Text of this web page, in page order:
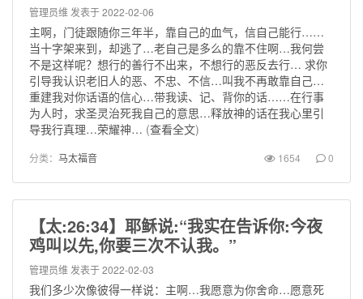
管理员维 发表于 2022-02-06
主啊，门徒跟随你三年半，靠自己的血气，信自己能行……
当十字架来到，却逃了…老自己是多么的靠不住啊…我何尝
不是这样呢？想行的善行不出来，不想行的恶反去行… 求你
引导我认识老旧人的恶、不忠、不信…叫我不再敢靠自己…
重建我对你话语的信心…带我读、记、背你的话……在行事
为人时，求圣灵治死我自己的意思…释放神的话在我心里引
导我行真理…荣耀神… (查看全文)
分类： 马太福音 1654 0
【太:26:34】耶稣说:“我实在告诉你:今夜
鸡叫以先,你要三次不认我。”
管理员维 发表于 2022-02-03
我们多少次像彼得一样说：主啊…我愿意为你舍命…愿意死